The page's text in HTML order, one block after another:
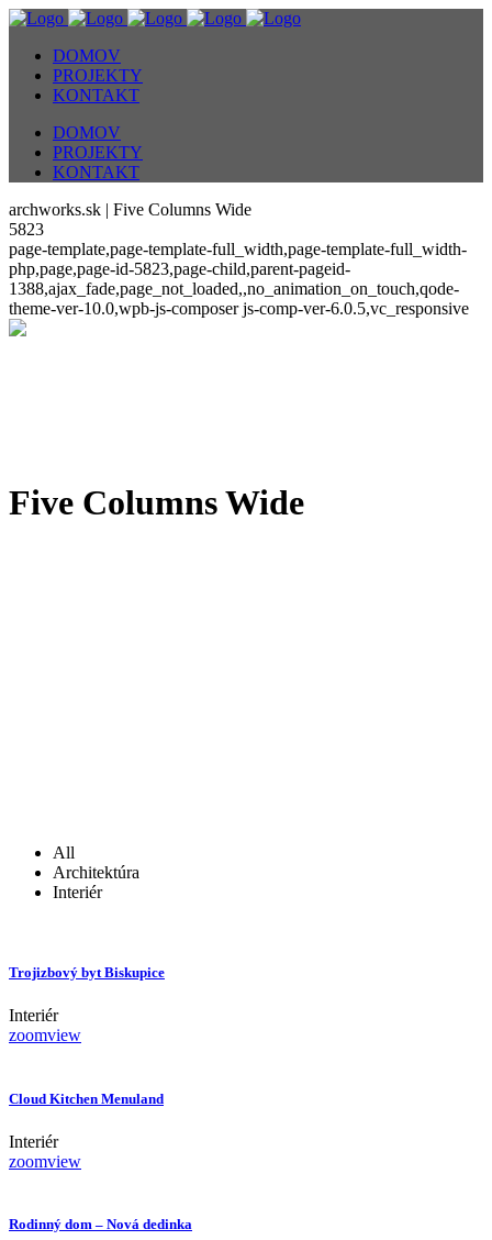
DOMOV
PROJEKTY
KONTAKT
DOMOV
PROJEKTY
KONTAKT
archworks.sk | Five Columns Wide
5823
page-template,page-template-full_width,page-template-full_width-
php,page,page-id-5823,page-child,parent-pageid-
1388,ajax_fade,page_not_loaded,,no_animation_on_touch,qode-
theme-ver-10.0,wpb-js-composer js-comp-ver-6.0.5,vc_responsive
Five Columns Wide
All
Architektúra
Interiér
Trojizbový byt Biskupice
Interiér
zoomview
Cloud Kitchen Menuland
Interiér
zoomview
Rodinný dom – Nová dedinka